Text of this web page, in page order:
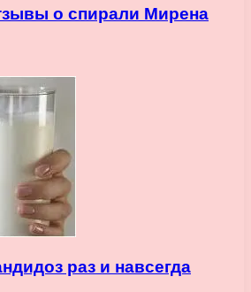
о спирали Мирена
раз и навсегда